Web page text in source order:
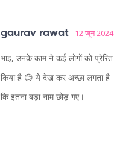
gaurav rawat 12 जून 2024
भाइ, उनके काम ने कई लोगों को प्रेरित
किया है 😊 ये देख कर अच्छा लगता है
कि इतना बड़ा नाम छोड़ गए।